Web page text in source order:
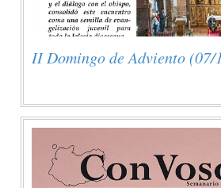
II Domingo de Adviento (07/